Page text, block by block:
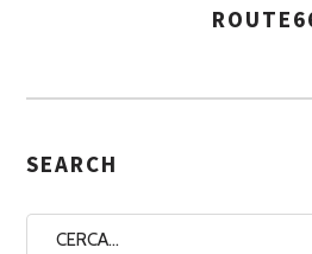
S
G
SEARCH